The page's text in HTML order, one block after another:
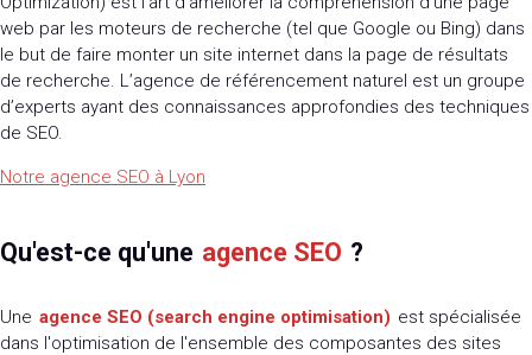
web par les moteurs de recherche (tel que Google ou Bing) dans
le but de faire monter un site internet dans la page de résultats
de recherche. L’agence de référencement naturel est un groupe
d’experts ayant des connaissances approfondies des techniques
de SEO.
Notre agence SEO à Lyon
Qu'est-ce qu'une agence SEO ?
Une agence SEO (search engine optimisation) est spécialisée
dans l'optimisation de l'ensemble des composantes des sites